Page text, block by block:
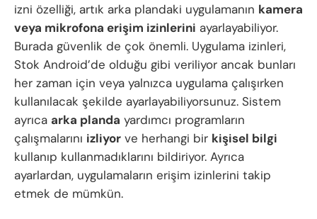
izni özelliği, artık arka plandaki uygulamanın kamera
veya mikrofona erişim izinlerini ayarlayabiliyor.
Burada güvenlik de çok önemli. Uygulama izinleri,
Stok Android’de olduğu gibi veriliyor ancak bunları
her zaman için veya yalnızca uygulama çalışırken
kullanılacak şekilde ayarlayabiliyorsunuz. Sistem
ayrıca arka planda yardımcı programların
çalışmalarını izliyor ve herhangi bir kişisel bilgi
kullanıp kullanmadıklarını bildiriyor. Ayrıca
ayarlardan, uygulamaların erişim izinlerini takip
etmek de mümkün.